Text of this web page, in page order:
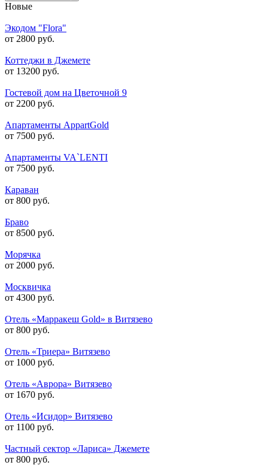
Новые
Экодом "Flora"
от 2800 руб.
Коттеджи в Джемете
от 13200 руб.
Гостевой дом на Цветочной 9
от 2200 руб.
Апартаменты AppartGold
от 7500 руб.
Апартаменты VA`LENTI
от 7500 руб.
Караван
от 800 руб.
Браво
от 8500 руб.
Морячка
от 2000 руб.
Москвичка
от 4300 руб.
Отель «Марракеш Gold» в Витязево
от 800 руб.
Отель «Триера» Витязево
от 1000 руб.
Отель «Аврора» Витязево
от 1670 руб.
Отель «Исидор» Витязево
от 1100 руб.
Частный сектор «Лариса» Джемете
от 800 руб.